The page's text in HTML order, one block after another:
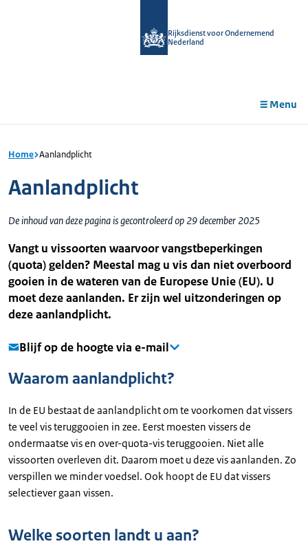
Rijksdienst voor Ondernemend
Nederland
Menu
Home Aanlandplicht
Aanlandplicht
De inhoud van deze pagina is gecontroleerd op 29 december 2025
Vangt u vissoorten waarvoor vangstbeperkingen
(quota) gelden? Meestal mag u vis dan niet overboord
gooien in de wateren van de Europese Unie (EU). U
moet deze aanlanden. Er zijn wel uitzonderingen op
deze aanlandplicht.
Blijf op de hoogte via e-mail
Waarom aanlandplicht?
In de EU bestaat de aanlandplicht om te voorkomen dat vissers
te veel vis teruggooien in zee. Eerst moesten vissers de
ondermaatse vis en over-quota-vis teruggooien. Niet alle
vissoorten overleven dit. Daarom moet u deze vis aanlanden. Zo
verspillen we minder voedsel. Ook hoopt de EU dat vissers
selectiever gaan vissen.
Welke soorten landt u aan?